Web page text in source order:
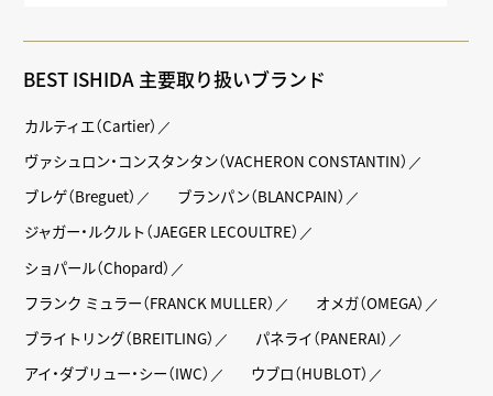
BEST ISHIDA 主要取り扱いブランド
カルティエ（Cartier）
ヴァシュロン・コンスタンタン（VACHERON CONSTANTIN）
ブレゲ（Breguet）
ブランパン（BLANCPAIN）
ジャガー・ルクルト（JAEGER LECOULTRE）
ショパール（Chopard）
フランク ミュラー（FRANCK MULLER）
オメガ（OMEGA）
ブライトリング（BREITLING）
パネライ（PANERAI）
アイ・ダブリュー・シー（IWC）
ウブロ（HUBLOT）